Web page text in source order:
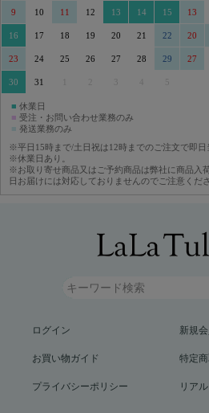
9 10 11 12 13 14 15
16 17 18 19 20 21 22
23 24 25 26 27 28 29
30 31 3 5
13
20
27
■ 休業日
■ 受注・お問い合わせ業務のみ
■ 発送業務のみ
※平日15時まで/土日祝は12時までのご注文で即日
※休業日あり。
※お取り寄せ商品又はご予約商品は弊社に商品入
日お届けには対応しておりませんのでご注意くださ
ログイン 新規
お買い物ガイド 特定
プライバシーポリシー リア